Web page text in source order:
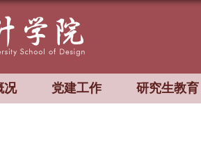
况 党建工作 研究生教育